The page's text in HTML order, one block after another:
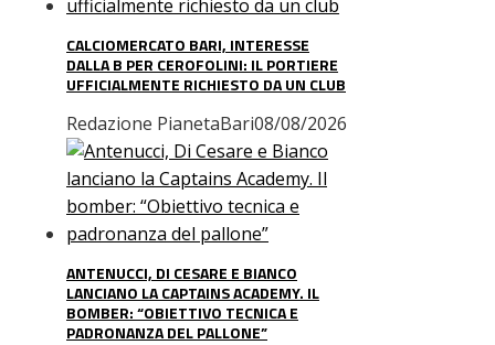
CALCIOMERCATO BARI, INTERESSE
DALLA B PER CEROFOLINI: IL PORTIERE
UFFICIALMENTE RICHIESTO DA UN CLUB
Redazione PianetaBari08/08/2026
ANTENUCCI, DI CESARE E BIANCO
LANCIANO LA CAPTAINS ACADEMY. IL
BOMBER: “OBIETTIVO TECNICA E
PADRONANZA DEL PALLONE”